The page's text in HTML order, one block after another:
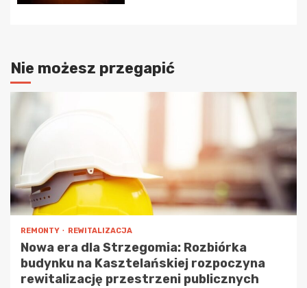
Nie możesz przegapić
REMONTY REWITALIZACJA
Nowa era dla Strzegomia: Rozbiórka
budynku na Kasztelańskiej rozpoczyna
rewitalizację przestrzeni publicznych